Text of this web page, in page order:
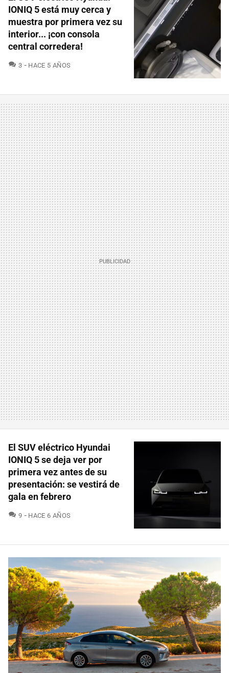
IONIQ 5 está muy cerca y
muestra por primera vez su
interior... ¡con consola
central corredera!
3 COMENTARIOS
HACE 5 AÑOS
El SUV eléctrico Hyundai
IONIQ 5 se deja ver por
primera vez antes de su
presentación: se vestirá de
gala en febrero
9 COMENTARIOS
HACE 6 AÑOS